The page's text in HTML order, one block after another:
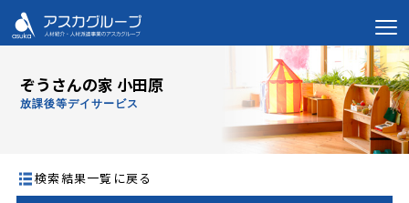
ぞうさんの家 小田原
放課後等デイサービス
検索結果一覧に戻る